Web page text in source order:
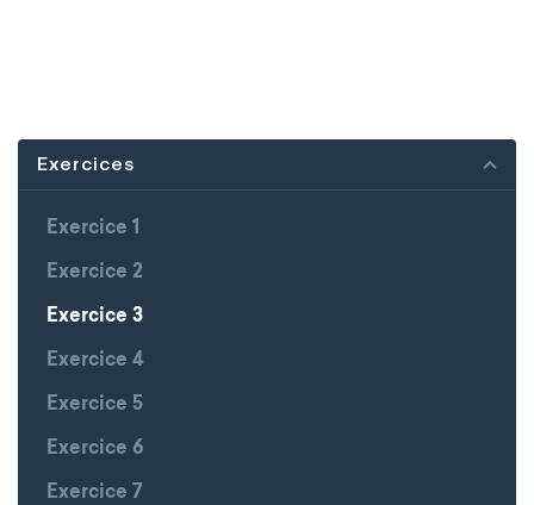
Exercices
Exercice 1
Exercice 2
Exercice 3
Exercice 4
Exercice 5
Exercice 6
Exercice 7